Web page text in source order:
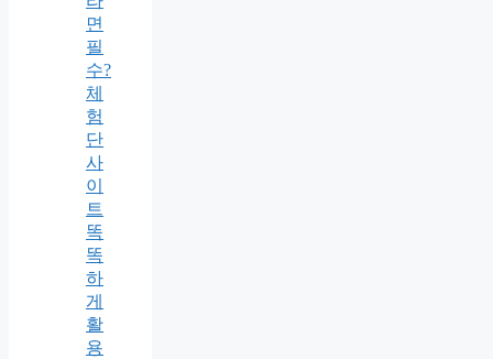
면
필
수?
체
험
단
사
이
트
똑
똑
하
게
활
용